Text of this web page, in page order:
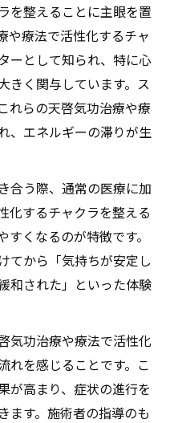
を整えることに主眼を置
や療法で活性化するチャ
ーとして知られ、特に心
きく関与しています。ス
れらの天啓気功治療や療
、エネルギーの滞りが生
合う際、通常の医療に加
化するチャクラを整える
くなるのが特徴です。
てから「気持ちが安定し
和された」といった体験
気功治療や療法で活性化
れを感じることです。こ
が高まり、症状の進行を
ます。施術者の指導のも